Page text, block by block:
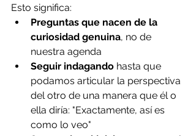
Esto significa:
Preguntas que nacen de la
curiosidad genuina, no de
nuestra agenda
Seguir indagando hasta que
podamos articular la perspectiva
del otro de una manera que él o
ella diría: "Exactamente, así es
como lo veo"